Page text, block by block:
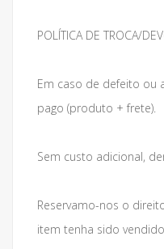
POLÍTICA DE TROCA/
Em caso de defeito ou
pago (produto + frete).
Sem custo adicional,
Reservamo-nos o
item tenha sido